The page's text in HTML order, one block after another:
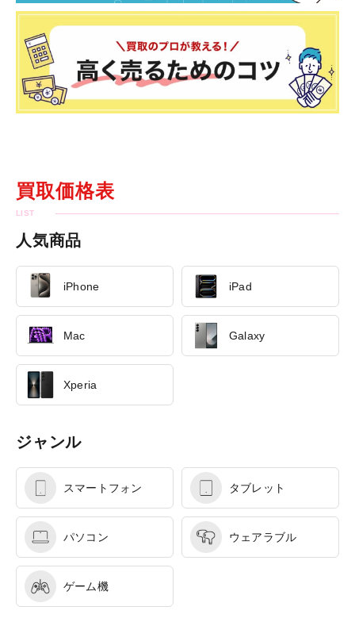
買取価格表
人気商品
iPhone iPad
Mac Galaxy
Xperia
ジャンル
スマートフォン タブレット
パソコン ウェアラブル
ゲーム機